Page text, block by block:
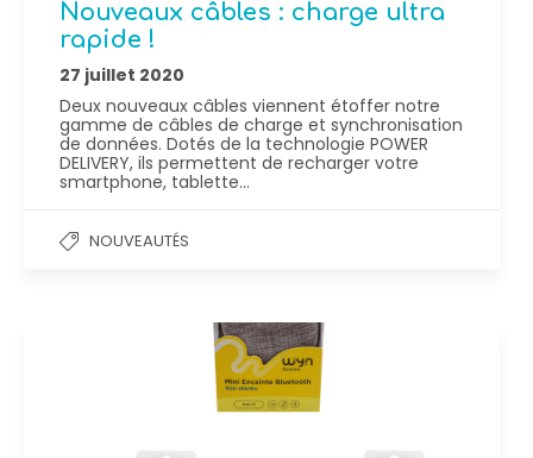
Nouveaux câbles : charge ultra
rapide !
27 juillet 2020
Deux nouveaux câbles viennent étoffer notre
gamme de câbles de charge et synchronisation
de données. Dotés de la technologie POWER
DELIVERY, ils permettent de recharger votre
smartphone, tablette…
NOUVEAUTÉS